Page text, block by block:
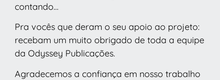
contando…
Pra vocês que deram o seu apoio ao projeto:
recebam um muito obrigado de toda a equipe
da Odyssey Publicações.
Agradecemos a confiança em nosso trabalho